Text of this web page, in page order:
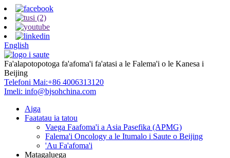
English
Fa'alapotopotoga fa'afoma'i fa'atasi a le Falema'i o le Kanesa i
Beijing
Telefoni Mai:+86 4006313120
Imeli: info@bjsohchina.com
Aiga
Faatatau ia tatou
Vaega Faafoma'i a Asia Pasefika (APMG)
Falema'i Oncology a le Itumalo i Saute o Beijing
'Au Fa'afoma'i
Matagaluega